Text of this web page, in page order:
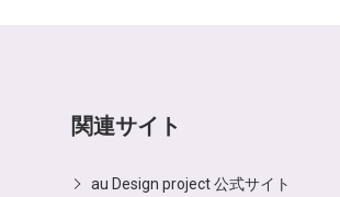
関連サイト
au Design project 公式サイト